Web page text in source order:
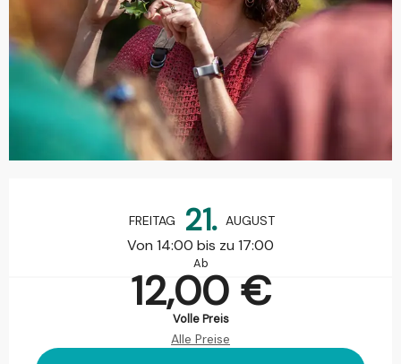
FREITAG 21. AUGUST
Von 14:00 bis zu 17:00
Ab
12,00 €
Volle Preis
Alle Preise